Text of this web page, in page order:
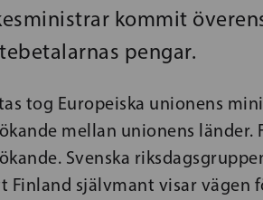
kommit
pengar.
tog Europeiska unionens
mellan unionens länder.
Svenska
Finland självmant visar vägen